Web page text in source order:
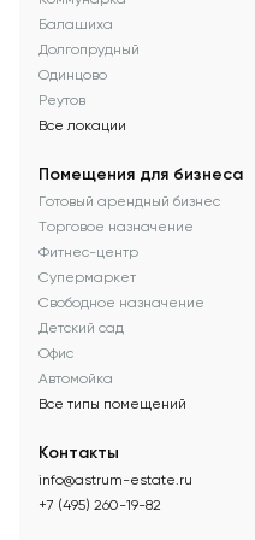
Балашиха
Долгопрудный
Одинцово
Реутов
Все локации
Помещения для бизнеса
Готовый арендный бизнес
Торговое назначение
Фитнес-центр
Супермаркет
Свободное назначение
Детский сад
Офис
Автомойка
Все типы помещений
Контакты
info@astrum-estate.ru
+7 (495) 260-19-82